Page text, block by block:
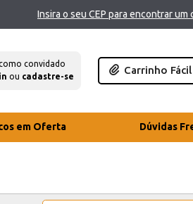
Insira o seu CEP para encontrar um
convidado
ou cadastre-se
Carrinho Fácil
em Oferta Dúvidas